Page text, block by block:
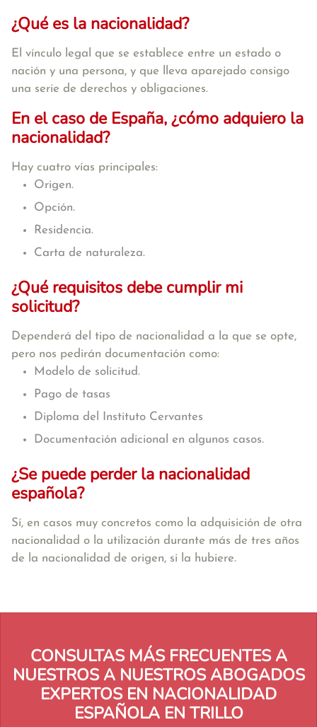
¿Qué es la nacionalidad?
El vínculo legal que se establece entre un estado o
nación y una persona, y que lleva aparejado consigo
una serie de derechos y obligaciones.
En el caso de España, ¿cómo adquiero la
nacionalidad?
Hay cuatro vías principales:
Origen.
Opción.
Residencia.
Carta de naturaleza.
¿Qué requisitos debe cumplir mi
solicitud?
Dependerá del tipo de nacionalidad a la que se opte,
pero nos pedirán documentación como:
Modelo de solicitud.
Pago de tasas
Diploma del Instituto Cervantes
Documentación adicional en algunos casos.
¿Se puede perder la nacionalidad
española?
Sí, en casos muy concretos como la adquisición de otra
nacionalidad o la utilización durante más de tres años
de la nacionalidad de origen, si la hubiere.
CONSULTAS MÁS FRECUENTES A
NUESTROS A NUESTROS ABOGADOS
EXPERTOS EN NACIONALIDAD
ESPAÑOLA EN TRILLO